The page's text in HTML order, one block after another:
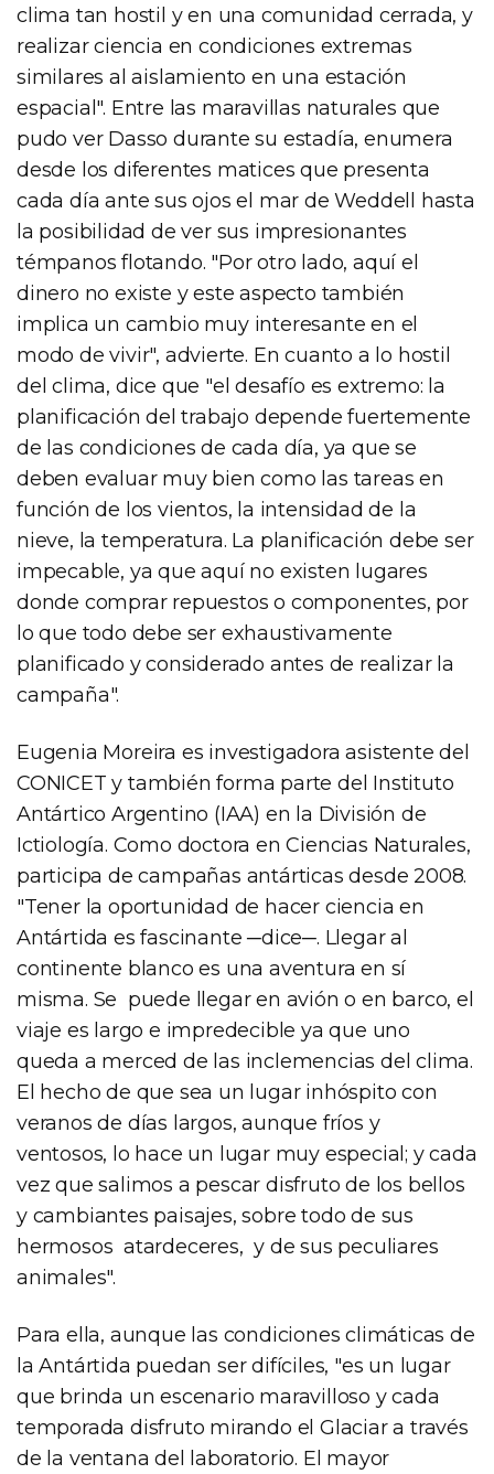
clima tan hostil y en una comunidad cerrada, y
realizar ciencia en condiciones extremas
similares al aislamiento en una estación
espacial". Entre las maravillas naturales que
pudo ver Dasso durante su estadía, enumera
desde los diferentes matices que presenta
cada día ante sus ojos el mar de Weddell hasta
la posibilidad de ver sus impresionantes
témpanos flotando. "Por otro lado, aquí el
dinero no existe y este aspecto también
implica un cambio muy interesante en el
modo de vivir", advierte. En cuanto a lo hostil
del clima, dice que "el desafío es extremo: la
planificación del trabajo depende fuertemente
de las condiciones de cada día, ya que se
deben evaluar muy bien como las tareas en
función de los vientos, la intensidad de la
nieve, la temperatura. La planificación debe ser
impecable, ya que aquí no existen lugares
donde comprar repuestos o componentes, por
lo que todo debe ser exhaustivamente
planificado y considerado antes de realizar la
campaña".
Eugenia Moreira es investigadora asistente del
CONICET y también forma parte del Instituto
Antártico Argentino (IAA) en la División de
Ictiología. Como doctora en Ciencias Naturales,
participa de campañas antárticas desde 2008.
"Tener la oportunidad de hacer ciencia en
Antártida es fascinante ─dice─. Llegar al
continente blanco es una aventura en sí
misma. Se puede llegar en avión o en barco, el
viaje es largo e impredecible ya que uno
queda a merced de las inclemencias del clima.
El hecho de que sea un lugar inhóspito con
veranos de días largos, aunque fríos y
ventosos, lo hace un lugar muy especial; y cada
vez que salimos a pescar disfruto de los bellos
y cambiantes paisajes, sobre todo de sus
hermosos atardeceres, y de sus peculiares
animales".
Para ella, aunque las condiciones climáticas de
la Antártida puedan ser difíciles, "es un lugar
que brinda un escenario maravilloso y cada
temporada disfruto mirando el Glaciar a través
de la ventana del laboratorio. El mayor